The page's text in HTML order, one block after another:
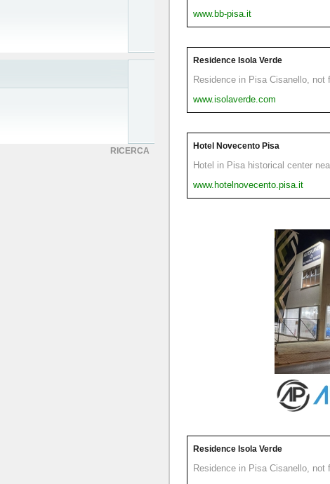
RICERCA
www.bb-pisa.it
Residence Isola Verde
Residence in Pisa Cisanello,
www.isolaverde.com
Hotel Novecento Pisa
Hotel in Pisa historical center
www.hotelnovecento.pisa.it
Residence Isola Verde
Residence in Pisa Cisanello,